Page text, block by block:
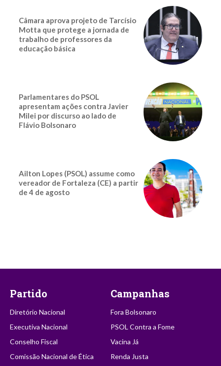
Câmara aprova projeto de Tarcísio
Motta que protege a jornada de
trabalho de professores da
educação básica
Parlamentares do PSOL
apresentam ações contra Javier
Milei por discurso ao lado de
Flávio Bolsonaro
Ailton Lopes (PSOL) assume como
vereador de Fortaleza (CE) a partir
de 4 de agosto
Partido
Diretório Nacional
Executiva Nacional
Conselho Fiscal
Comissão Nacional de Ética
Campanhas
Fora Bolsonaro
PSOL Contra a Fome
Vacina Já
Renda Justa